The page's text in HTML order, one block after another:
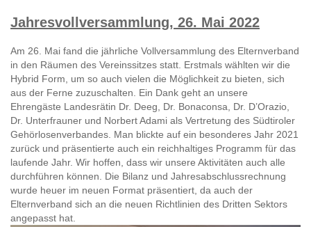
Jahresvollversammlung, 26. Mai 2022
Am 26. Mai fand die jährliche Vollversammlung des Elternverband
in den Räumen des Vereinssitzes statt. Erstmals wählten wir die
Hybrid Form, um so auch vielen die Möglichkeit zu bieten, sich
aus der Ferne zuzuschalten. Ein Dank geht an unsere
Ehrengäste Landesrätin Dr. Deeg, Dr. Bonaconsa, Dr. D’Orazio,
Dr. Unterfrauner und Norbert Adami als Vertretung des Südtiroler
Gehörlosenverbandes. Man blickte auf ein besonderes Jahr 2021
zurück und präsentierte auch ein reichhaltiges Programm für das
laufende Jahr. Wir hoffen, dass wir unsere Aktivitäten auch alle
durchführen können. Die Bilanz und Jahresabschlussrechnung
wurde heuer im neuen Format präsentiert, da auch der
Elternverband sich an die neuen Richtlinien des Dritten Sektors
angepasst hat.